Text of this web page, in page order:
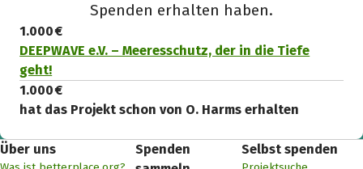
Spenden erhalten haben.
1.000 €
DEEPWAVE e.V. – Meeresschutz, der in die Tiefe
geht!
1.000 €
hat das Projekt schon von O. Harms erhalten
Über uns
Spenden
Selbst spenden